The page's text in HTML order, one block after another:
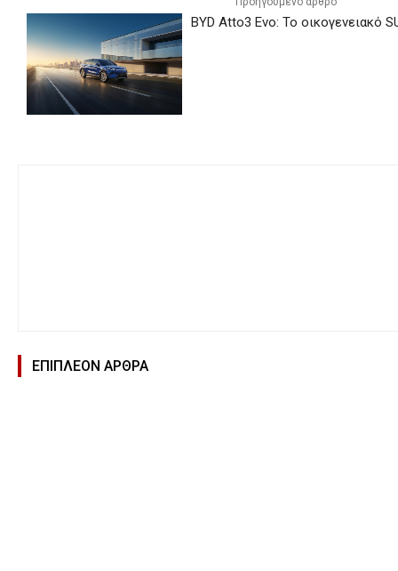
BYD Atto3 Evo: Το οικογενειακό
ΕΠΙΠΛΕΟΝ ΑΡΘΡΑ